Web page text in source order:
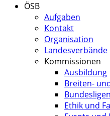
ÖSB
Aufgaben
Kontakt
Organisation
Landesverbände
Kommissionen
Ausbildung
Breiten-
Bundesligen
Ethik und